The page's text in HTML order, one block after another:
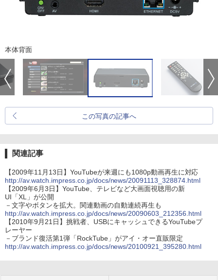
本体背面
この写真の記事へ
関連記事
【2009年11月13日】YouTubeが来週にも1080p動画再生に対応
http://av.watch.impress.co.jp/docs/news/20091113_328874.html
【2009年6月3日】YouTube、テレビなど大画面視聴用の新
UI「XL」が公開
－文字やボタンを拡大。関連動画の自動連続再生も
http://av.watch.impress.co.jp/docs/news/20090603_212356.html
【2010年9月21日】挑戦者、USBにキャッシュできるYouTubeプ
レーヤー
－ブランド復活第1弾「RockTube」がアイ・オー直販限定
http://av.watch.impress.co.jp/docs/news/20100921_395280.html